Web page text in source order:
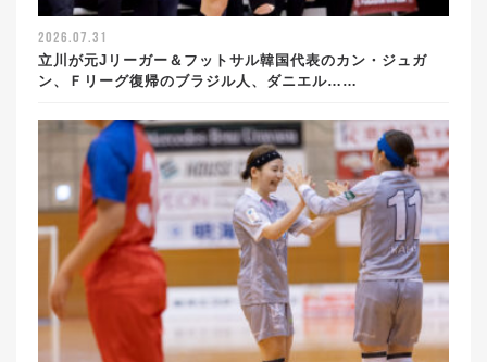
2026.07.31
立川が元Jリーガー＆フットサル韓国代表のカン・ジュガ
ン、Ｆリーグ復帰のブラジル人、ダニエル……